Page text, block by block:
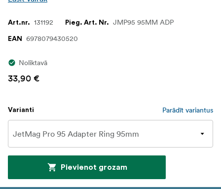
Art.nr. 131192 Pieg. Art. Nr. JMP95 95MM ADP
EAN 6978079430520
Noliktavā
33,90 €
Varianti Parādīt variantus
Pievienot grozam